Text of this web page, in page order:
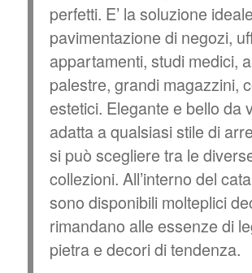
perfetti. E’ la soluzione
pavimentazione di negozi,
appartamenti, studi medici,
palestre, grandi magazzini,
estetici. Elegante e bello da
adatta a qualsiasi stile di
si può scegliere tra le
collezioni. All’interno del
sono disponibili molteplici
rimandano alle essenze di
pietra e decori di tendenza.